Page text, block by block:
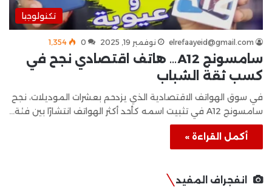
تكنولوجيا
elrefaayeid@gmail.com نوفمبر 19, 2025 0 1٬354
سامسونج A12… هاتف اقتصادي نجح في
كسب ثقة الشباب
في سوق الهواتف الاقتصادية الذي يزدحم بعشرات الموديلات، نجح
سامسونج A12 في تثبيت اسمه كأحد أكثر الهواتف انتشارًا بين فئة…
أكمل القراءة »
انفجراف المفيد